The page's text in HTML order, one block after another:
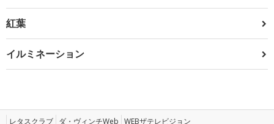
紅葉
イルミネーション
レタスクラブ ダ・ヴィンチWeb WEBザテレビジョン